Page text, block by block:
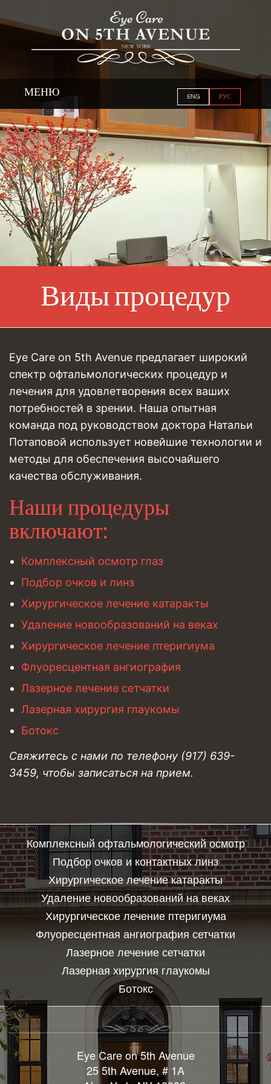
МЕНЮ ENG РУС
Виды процедур
Eye Care on 5th Avenue предлагает широкий
спектр офтальмологических процедур и
лечения для удовлетворения всех ваших
потребностей в зрении. Наша опытная
команда под руководством доктора Натальи
Потаповой использует новейшие технологии и
методы для обеспечения высочайшего
качества обслуживания.
Наши процедуры
включают:
Комплексный осмотр глаз
Подбор очков и линз
Хирургическое лечение катаракты
Удаление новообразований на веках
Хирургическое лечение птеригиума
Флуоресцентная ангиография
Лазерное лечение сетчатки
Лазерная хирургия глаукомы
Ботокс
Свяжитесь с нами по телефону (917) 639-
3459, чтобы записаться на прием.
Комплексный офтальмологический осмотр
Подбор очков и контактных линз
Хирургическое лечение катаракты
Удаление новообразований на веках
Хирургическое лечение птеригиума
Флуоресцентная ангиография сетчатки
Лазерное лечение сетчатки
Лазерная хирургия глаукомы
Ботокс
Eye Care on 5th Avenue
25 5th Avenue, # 1A